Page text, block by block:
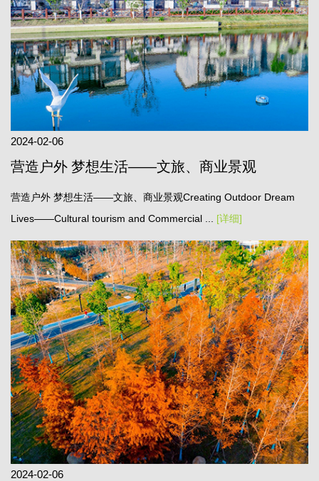
2024-02-06
营造户外 梦想生活——文旅、商业景观
营造户外 梦想生活——文旅、商业景观Creating Outdoor Dream
Lives——Cultural tourism and Commercial ...
[详细]
2024-02-06